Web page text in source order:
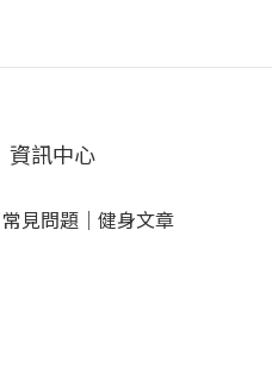
資訊中心
常見問題｜ 健身文章